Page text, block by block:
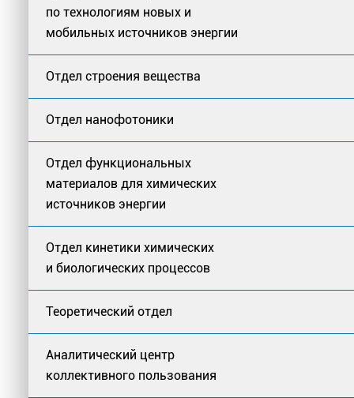
по технологиям новых и
мобильных источников энергии
Отдел строения вещества
Отдел нанофотоники
Отдел функциональных
материалов для химических
источников энергии
Отдел кинетики химических
и биологических процессов
Теоретический отдел
Аналитический центр
коллективного пользования